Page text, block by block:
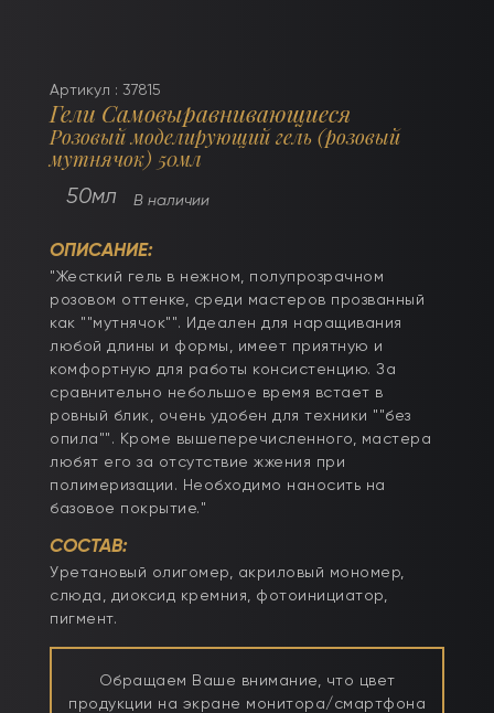
Артикул : 37815
Гели Самовыравнивающиеся
Розовый моделирующий гель (розовый
мутнячок) 50мл
50мл В наличии
ОПИСАНИЕ:
"Жесткий гель в нежном, полупрозрачном
розовом оттенке, среди мастеров прозванный
как ""мутнячок"". Идеален для наращивания
любой длины и формы, имеет приятную и
комфортную для работы консистенцию. За
сравнительно небольшое время встает в
ровный блик, очень удобен для техники ""без
опила"". Кроме вышеперечисленного, мастера
любят его за отсутствие жжения при
полимеризации. Необходимо наносить на
базовое покрытие."
СОСТАВ:
Уретановый олигомер, акриловый мономер,
слюда, диоксид кремния, фотоинициатор,
пигмент.
Обращаем Ваше внимание, что цвет
продукции на экране монитора/смартфона